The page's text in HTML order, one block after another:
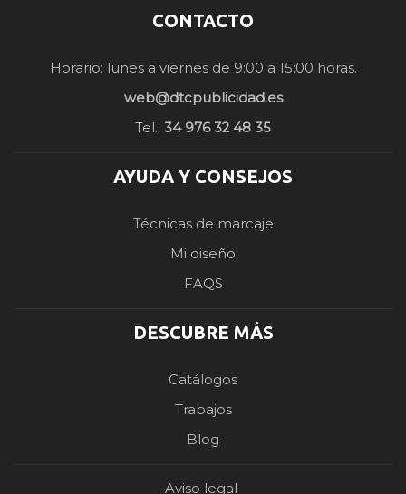
CONTACTO
Horario: lunes a viernes de 9:00 a 15:00 horas.
web@dtcpublicidad.es
Tel.: 34 976 32 48 35
AYUDA Y CONSEJOS
Técnicas de marcaje
Mi diseño
FAQS
DESCUBRE MÁS
Catálogos
Trabajos
Blog
Aviso legal